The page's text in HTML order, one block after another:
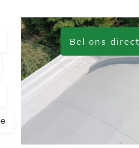
Bel ons direct